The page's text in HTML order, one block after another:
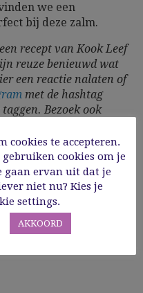
we een
bij deze zalm.
recept van Kook Leef
reuze benieuwd wat
een reactie nalaten of
met de hashtag
Bezoek ook
cookies te accepteren.
cookies om je
gaan ervan uit dat je
niet nu? Kies je
settings.
AKKOORD